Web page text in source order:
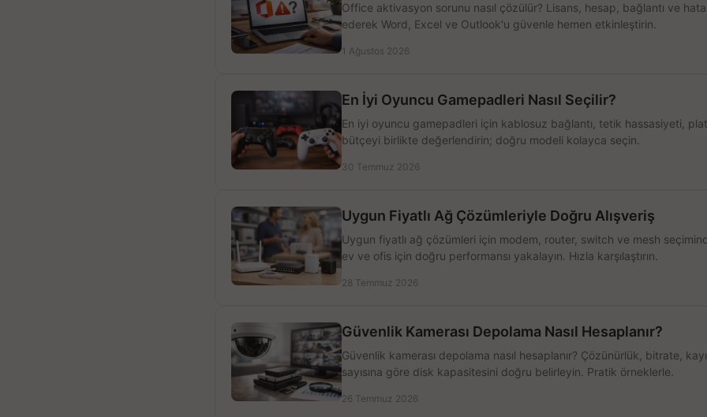
Office aktivasyon sorunu nasıl çözülür? Lisans, hesap, bağlantı ve hata
ederek Word, Excel ve Outlook'u güvenle hemen etkinleştirin.
1 Ağustos 2026
En İyi Oyuncu Gamepadleri Nasıl Seçilir?
En iyi oyuncu gamepadleri için kablosuz bağlantı, tetik hassasiyeti,
bütçeyi birlikte değerlendirin; doğru modeli kolayca seçin.
30 Temmuz 2026
Uygun Fiyatlı Ağ Çözümleriyle Doğru Alışveriş
Uygun fiyatlı ağ çözümleri için modem, router, switch ve mesh
ev ve ofis için doğru performansı yakalayın. Hızla karşılaştırın.
28 Temmuz 2026
Güvenlik Kamerası Depolama Nasıl Hesaplanır?
Güvenlik kamerası depolama nasıl hesaplanır? Çözünürlük, bitrate,
sayısına göre disk kapasitesini doğru belirleyin. Pratik örneklerle.
26 Temmuz 2026